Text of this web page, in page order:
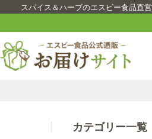
スパイス＆ハーブのエスビー食品直
カテゴリー一覧